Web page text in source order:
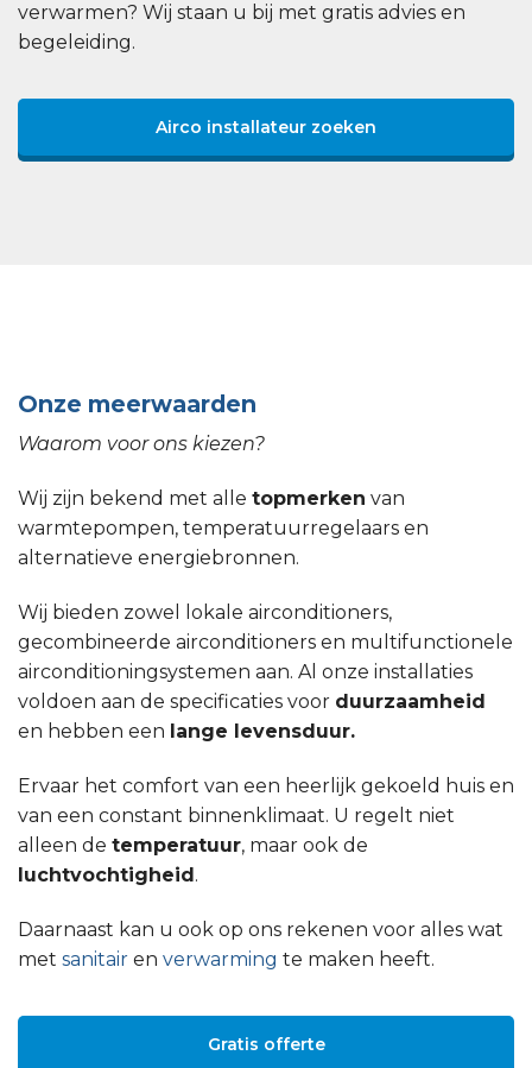
verwarmen? Wij staan u bij met gratis advies en
begeleiding.
Airco installateur zoeken
Onze meerwaarden
Waarom voor ons kiezen?
Wij zijn bekend met alle topmerken van
warmtepompen, temperatuurregelaars en
alternatieve energiebronnen.
Wij bieden zowel lokale airconditioners,
gecombineerde airconditioners en multifunctionele
airconditioningsystemen aan. Al onze installaties
voldoen aan de specificaties voor duurzaamheid
en hebben een lange levensduur.
Ervaar het comfort van een heerlijk gekoeld huis en
van een constant binnenklimaat. U regelt niet
alleen de temperatuur, maar ook de
luchtvochtigheid.
Daarnaast kan u ook op ons rekenen voor alles wat
met sanitair en verwarming te maken heeft.
Gratis offerte